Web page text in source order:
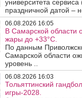
университета
праздничной датой –
06.08.2026 16:05
В Самарской области
жары до +33°C.
По данным
Самарской области
уровень ..
06.08.2026 16:03
Тольяттинский
игры-2028.